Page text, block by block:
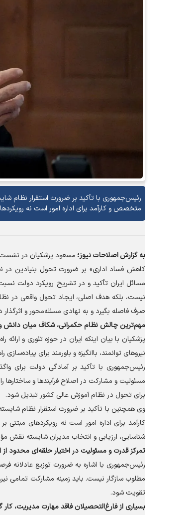
رئیس‌جمهوری با تأکید بر ضرورت استقرار نظام
متخصص و کارآمد برای اداره امور است نه
به گزارشاصلاحات نیوز؛ مسعود پزشکیان در نشست
کاهش فساد اداری» بر ضرورت تحول بنیادین در
مسائل ایران تأکید و در تشریح رویکرد دولت
نیست، بلکه هدف اصلی، ایجاد تحول واقعی در
صرف فاصله بگیرد و به نهادی مسئله‌محور و
مهم‌ترین چالش نظام حکمرانی، شکاف میان دانش
پزشکیان با بیان اینکه ایران در حوزه تئوری و
نیرو‌های توانمند، باانگیزه و باورمند برای
رئیس‌جمهوری با تأکید بر آمادگی دولت برای
مسئولیت و مشارکت در اصلاح فرآیند‌ها و ساختار‌ها
برای تحول در نظام آموزش عالی کشور تبدیل شود.
وی همچنین با تأکید بر ضرورت استقرار نظام
کارآمد برای اداره امور است نه رویکرد‌های
شناسایی، ارزیابی و انتخاب مدیران شایسته نقش
تمرکز قدرت و مسئولیت در اختیار حلقه‌ای محدود
رئیس‌جمهوری با اشاره به ضرورت توزیع عادلانه
مطلوب سازگار نیست. باید زمینه مشارکت تمامی
تقویت شود.
بسیاری از فارغ‌التحصیلان فاقد مهارت مدیریت،